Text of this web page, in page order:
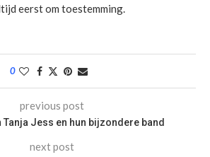
eerst om toestemming.
0
previous post
Tanja Jess en hun bijzondere band
next post